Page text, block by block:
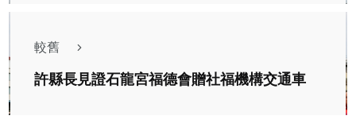
較舊
許縣長見證石龍宮福德會贈社福機構交通車